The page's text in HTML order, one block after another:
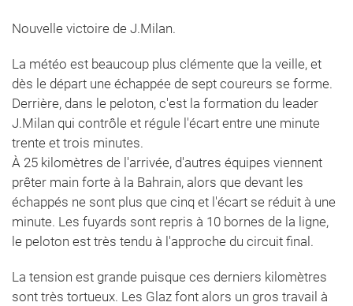
Nouvelle victoire de J.Milan.
La météo est beaucoup plus clémente que la veille, et
dès le départ une échappée de sept coureurs se forme.
Derrière, dans le peloton, c'est la formation du leader
J.Milan qui contrôle et régule l'écart entre une minute
trente et trois minutes.
À 25 kilomètres de l'arrivée, d'autres équipes viennent
prêter main forte à la Bahrain, alors que devant les
échappés ne sont plus que cinq et l'écart se réduit à une
minute. Les fuyards sont repris à 10 bornes de la ligne,
le peloton est très tendu à l'approche du circuit final.
La tension est grande puisque ces derniers kilomètres
sont très tortueux. Les Glaz font alors un gros travail à